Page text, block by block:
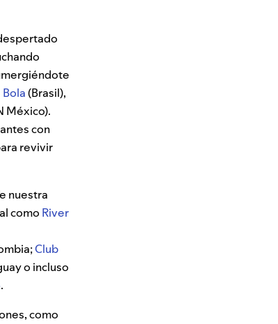
Bola(Brasil),
México).
con
revivir
nuestra
como River
Club
o incluso
.
como